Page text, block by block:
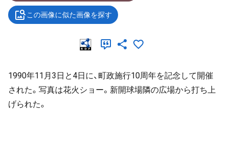
この画像に似た画像を探す
1990年11月3日と4日に、町政施行10周年を記念して開催
された。写真は花火ショー。新開球場隣の広場から打ち上
げられた。